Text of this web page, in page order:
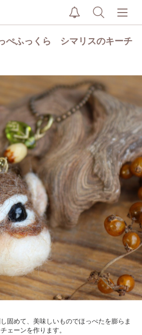
ぺふっくら シマリスのキーチ
固めて、美味しいものでほっぺたを膨らま
ェーンを作ります。